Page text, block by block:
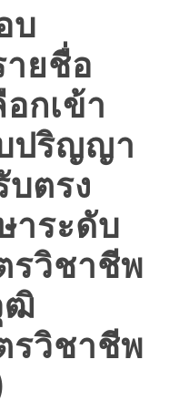
บ
ยชื่อ
กเข้า
ปริญญา
บตรง
าระดับ
รวิชาชีพ
ฒิ
รวิชาชีพ